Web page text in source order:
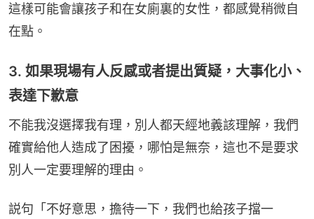
這樣可能會讓孩子和在女廁裏的女性，都感覺稍微自
在點。
3. 如果現場有人反感或者提出質疑，大事化小、
表達下歉意
不能我沒選擇我有理，別人都天經地義該理解，我們
確實給他人造成了困擾，哪怕是無奈，這也不是要求
別人一定要理解的理由。
説句「不好意思，擔待一下，我們也給孩子擋一